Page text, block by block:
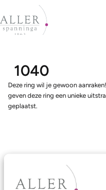
1040
Deze ring wil je gewoon
geven deze ring een unieke
geplaatst.
Ons aanbod